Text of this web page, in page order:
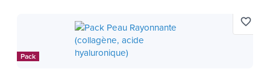
Pack
favorite_border